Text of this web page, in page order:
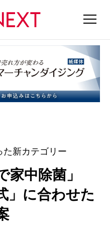
た新カテゴリー
家中除菌」
」に合わせた